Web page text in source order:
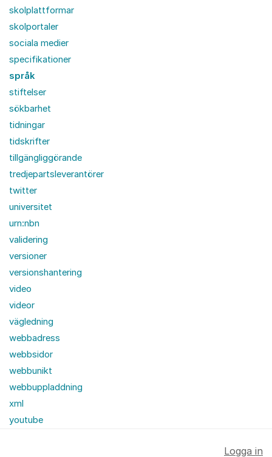
skolplattformar
skolportaler
sociala medier
specifikationer
språk
stiftelser
sökbarhet
tidningar
tidskrifter
tillgängliggörande
tredjepartsleverantörer
twitter
universitet
urn:nbn
validering
versioner
versionshantering
video
videor
vägledning
webbadress
webbsidor
webbunikt
webbuppladdning
xml
youtube
Logga in